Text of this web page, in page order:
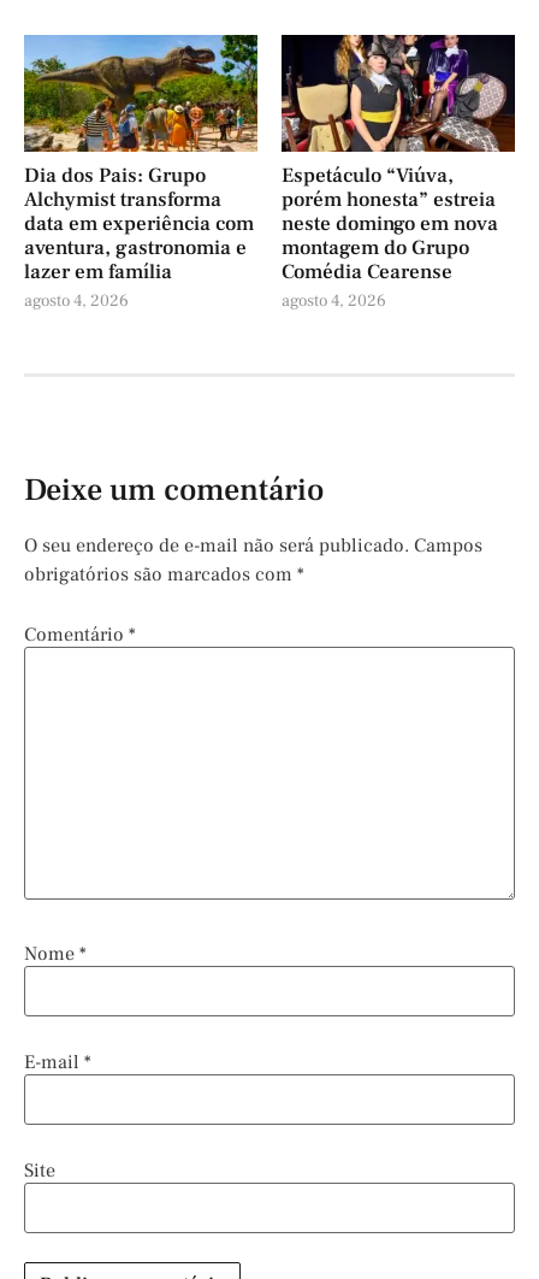
Dia dos Pais: Grupo
Alchymist transforma
data em experiência com
aventura, gastronomia e
lazer em família
agosto 4, 2026
Espetáculo “Viúva,
porém honesta” estreia
neste domingo em nova
montagem do Grupo
Comédia Cearense
agosto 4, 2026
Deixe um comentário
O seu endereço de e-mail não será publicado. Campos
obrigatórios são marcados com *
Comentário *
Nome *
E-mail *
Site